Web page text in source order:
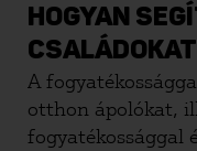
HOGYAN
A
otthon ápolókat,
fogyatékossággal